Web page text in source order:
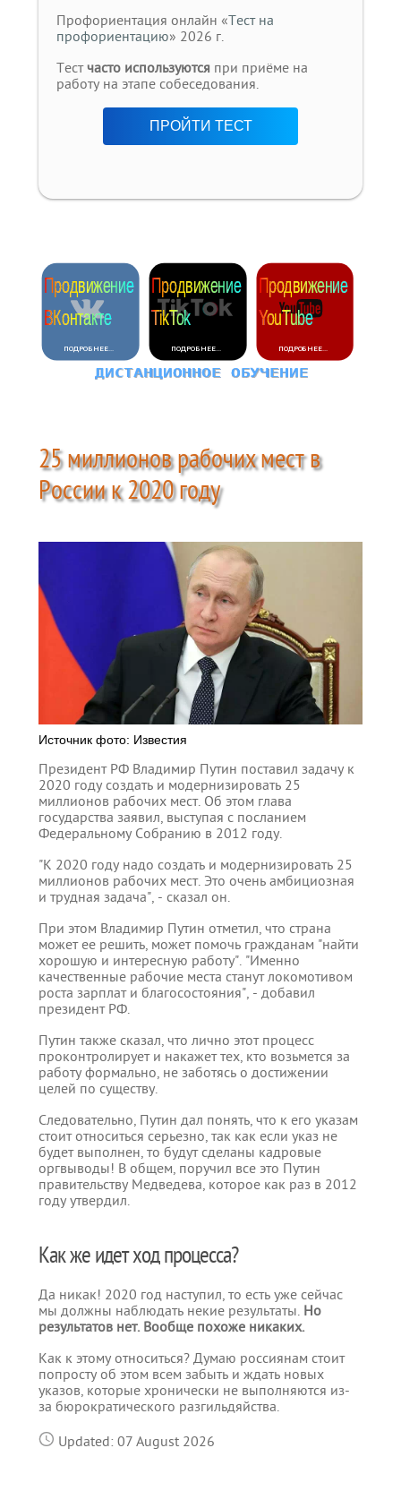
Профориентация онлайн «Тест на
профориентацию» 2026 г.
Тестчасто используются при приёме на
работу на этапе собеседования.
ПРОЙТИ ТЕСТ
25 миллионов рабочих мест в
России к 2020 году
Источник фото: Известия
Президент РФ Владимир Путин поставил задачу к
2020 году создать и модернизировать 25
миллионов рабочих мест. Об этом глава
государства заявил, выступая с посланием
Федеральному Собранию в 2012 году.
"К 2020 году надо создать и модернизировать 25
миллионов рабочих мест. Это очень амбициозная
и трудная задача", - сказал он.
При этом Владимир Путин отметил, что страна
может ее решить, может помочь гражданам "найти
хорошую и интересную работу". "Именно
качественные рабочие места станут локомотивом
роста зарплат и благосостояния", - добавил
президент РФ.
Путин также сказал, что лично этот процесс
проконтролирует и накажет тех, кто возьмется за
работу формально, не заботясь о достижении
целей по существу.
Следовательно, Путин дал понять, что к его указам
стоит относиться серьезно, так как если указ не
будет выполнен, то будут сделаны кадровые
оргвыводы! В общем, поручил все это Путин
правительству Медведева, которое как раз в 2012
году утвердил.
Как же идет ход процесса?
Да никак! 2020 год наступил, то есть уже сейчас
мы должны наблюдать некие результаты. Но
результатов нет. Вообще похоже никаких.
Как к этому относиться? Думаю россиянам стоит
попросту об этом всем забыть и ждать новых
указов, которые хронически не выполняются из-
за бюрократического разгильдяйства.
Updated: 07 August 2026